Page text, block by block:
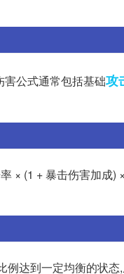
害公式通常包括基础攻
× (1 + 暴击伤害加成
达到一定均衡的状